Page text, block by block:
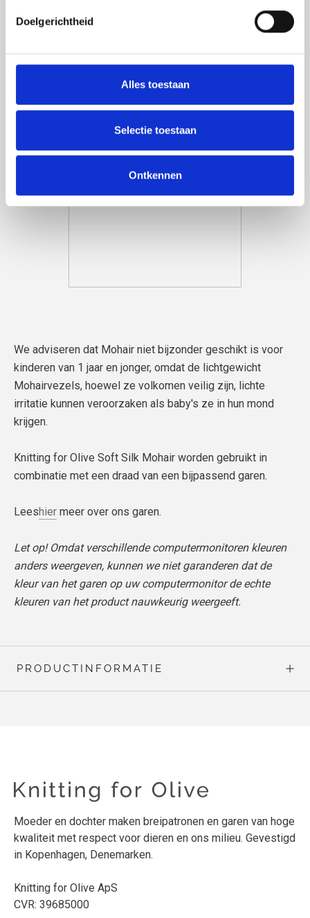
Doelgerichtheid
Alles toestaan
Selectie toestaan
Ontkennen
gecertificeerd.
RMS Mohair gecertificeerd door Control Union, CU 1276494
We adviseren dat Mohair niet bijzonder geschikt is voor
kinderen van 1 jaar en jonger, omdat de lichtgewicht
Mohairvezels, hoewel ze volkomen veilig zijn, lichte
irritatie kunnen veroorzaken als baby's ze in hun mond
krijgen.
Knitting for Olive Soft Silk Mohair worden gebruikt in
combinatie met een draad van een bijpassend garen.
Leeshier meer over ons garen.
Let op! Omdat verschillende computermonitoren kleuren
anders weergeven, kunnen we niet garanderen dat de
kleur van het garen op uw computermonitor de echte
kleuren van het product nauwkeurig weergeeft.
PRODUCTINFORMATIE
Moeder en dochter maken breipatronen en garen van hoge
kwaliteit met respect voor dieren en ons milieu. Gevestigd
in Kopenhagen, Denemarken.
Knitting for Olive ApS
CVR: 39685000